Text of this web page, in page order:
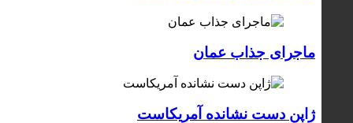
ماجرای جذاب عمان
ژاپن دست نشانده آمریکاست